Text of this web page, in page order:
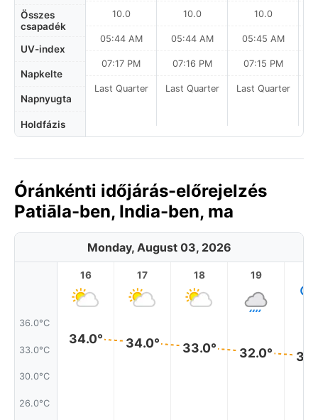
Összes
csapadék
UV-index
Napkelte
Napnyugta
Holdfázis
10.0
05:44 AM
07:17 PM
Last Quarter
10.0
05:44 AM
07:16 PM
Last Quarter
10.0
05:45 AM
07:15 PM
Last Quarter
Óránkénti időjárás-előrejelzés
Patiāla-ben, India-ben, ma
Monday, August 03, 2026
36.0°C
33.0°C
30.0°C
26.0°C
16
34.0°
17
34.0°
18
33.0°
19
32.0°